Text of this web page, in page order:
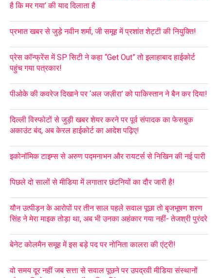
है कि मर गया’ की याद दिलाता है
प्रभात खबर से जुड़े नवीन शर्मा, जी समूह में प्रशांत शेट्टी की नियुक्ति!
प्रेस कॉन्फ्रेंस में SP सिटी ने कहा “Get Out” तो इलाहाबाद हाईकोर्ट
पहुंच गया पत्रकार!
पीओके की कवरेज दिखाने पर ‘अल जज़ीरा’ को पाकिस्तान ने बैन कर दिया!
दिल्ली विस्फोटों से जुड़ी खबर शेयर करने पर पूर्व संपादक का फेसबुक
अकाउंट बंद, अब केरल हाईकोर्ट का आदेश पढ़िए!
इकोनॉमिक टाइम्स से अरुण पद्मनाभन और रायटर्स से निखिन की नई पारी
पिछले दो सालों से मीडिया में लगातार छंटनियों का दौर जारी है!
यौन उत्पीड़न के आरोपों पर तीन साल पहले सवाल पूछा तो बृजभूषण शरण
सिंह ने मेरा माइक तोड़ा था, अब भी उनका अहंकार गया नहीं- तेजश्री पुरंदरे
बेनेट कोलमैन समूह में इस बड़े पद पर नोनिता कालरा की एंट्री!
वो समय दूर नहीं जब सत्ता से सवाल पूछने पर उपद्रवी मीडिया संस्थानों